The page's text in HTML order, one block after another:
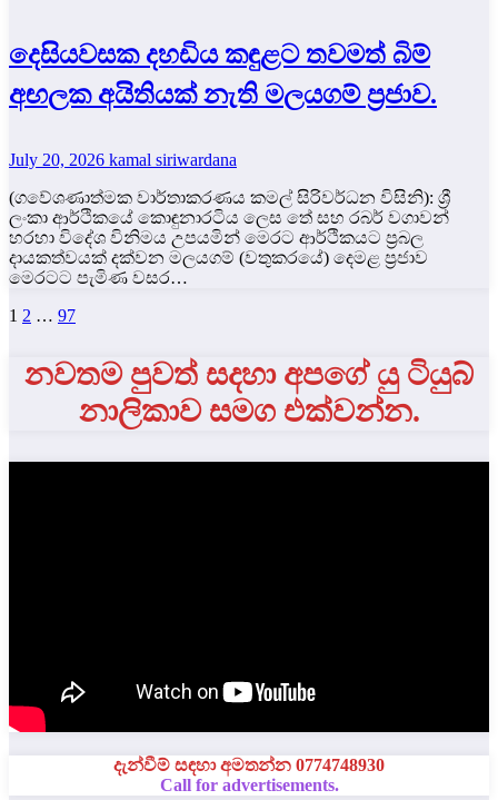
දෙසියවසක දහඩිය කඳුළට තවමත් බිම්
අඟලක අයිතියක් නැති මලයගම් ප්‍රජාව.
July 20, 2026 kamal siriwardana
(ගවේශණාත්මක වාර්තාකරණය කමල් සිරිවර්ධන විසිනි): ශ්‍රී
ලංකා ආර්ථිකයේ කොඳුනාරටිය ලෙස තේ සහ රබර් වගාවන්
හරහා විදේශ විනිමය උපයමින් මෙරට ආර්ථිකයට ප්‍රබල
දායකත්වයක් දක්වන මලයගම් (වතුකරයේ) දෙමළ ප්‍රජාව
මෙරටට පැමිණ වසර…
Posts
1 2 … 97
නවතම පුවත් සදහා අපගේ යු ටියුබ්
නාලිකාව සමග එක්වන්න.
දැන්වීම් සඳහා අමතන්න 0774748930
Call for advertisements.